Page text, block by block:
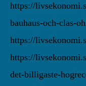
https://
bauhaus-och-clas-
https://
https://
det-billigaste-